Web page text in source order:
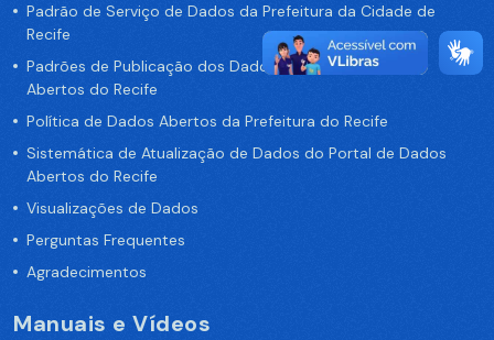
Padrão de Serviço de Dados da Prefeitura da Cidade de
Recife
Padrões de Publicação dos Dados no Portal de Dados
Abertos do Recife
Política de Dados Abertos da Prefeitura do Recife
Sistemática de Atualização de Dados do Portal de Dados
Abertos do Recife
Visualizações de Dados
Perguntas Frequentes
Agradecimentos
Manuais e Vídeos